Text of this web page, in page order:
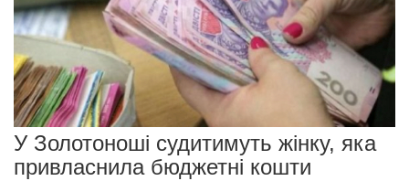
У Золотоноші судитимуть жінку, яка
привласнила бюджетні кошти